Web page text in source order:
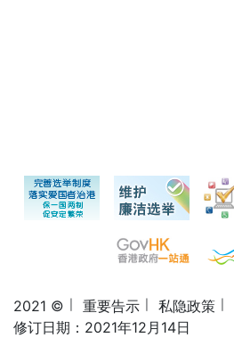
2021 © 重要告示 私隐政策
修订日期：2021年12月14日